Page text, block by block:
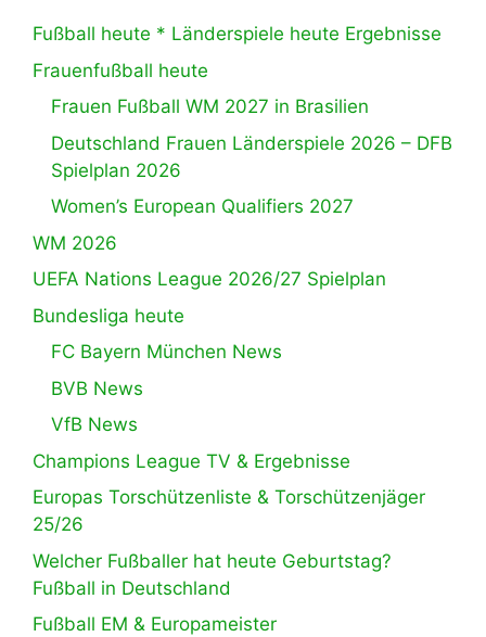
Fußball heute * Länderspiele heute Ergebnisse
Frauenfußball heute
Frauen Fußball WM 2027 in Brasilien
Deutschland Frauen Länderspiele 2026 – DFB
Spielplan 2026
Women’s European Qualifiers 2027
WM 2026
UEFA Nations League 2026/27 Spielplan
Bundesliga heute
FC Bayern München News
BVB News
VfB News
Champions League TV & Ergebnisse
Europas Torschützenliste & Torschützenjäger
25/26
Welcher Fußballer hat heute Geburtstag?
Fußball in Deutschland
Fußball EM & Europameister